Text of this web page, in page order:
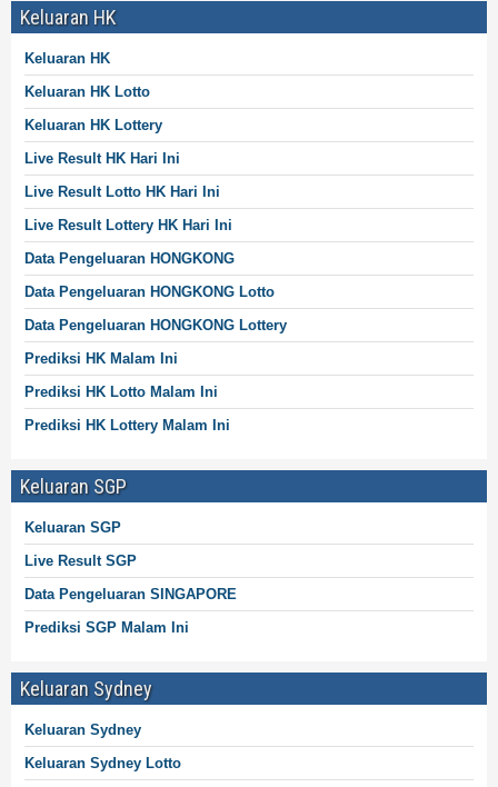
Keluaran HK
Keluaran HK
Keluaran HK Lotto
Keluaran HK Lottery
Live Result HK Hari Ini
Live Result Lotto HK Hari Ini
Live Result Lottery HK Hari Ini
Data Pengeluaran HONGKONG
Data Pengeluaran HONGKONG Lotto
Data Pengeluaran HONGKONG Lottery
Prediksi HK Malam Ini
Prediksi HK Lotto Malam Ini
Prediksi HK Lottery Malam Ini
Keluaran SGP
Keluaran SGP
Live Result SGP
Data Pengeluaran SINGAPORE
Prediksi SGP Malam Ini
Keluaran Sydney
Keluaran Sydney
Keluaran Sydney Lotto